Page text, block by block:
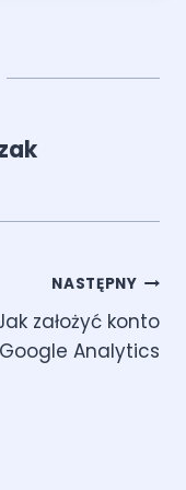
NASTĘPNY
założyć konto
Google Analytics